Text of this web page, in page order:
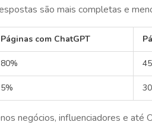
são mais completas e
Páginas com ChatGPT
80%
5%
negócios, influenciadores e até